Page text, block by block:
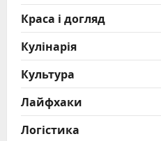
Краса і догляд
Кулінарія
Культура
Лайфхаки
Логістика